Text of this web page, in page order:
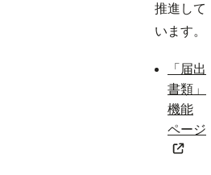
推進して
います。
「届出
書類」
機能
ページ